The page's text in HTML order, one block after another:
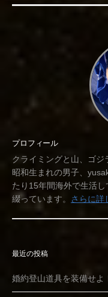
プロフィール
クライミングと山、ゴジ
昭和生まれの男子、
たり15年間海外で生活
綴っています。
さらに
最近の投稿
婚約登山道具を装備せよ